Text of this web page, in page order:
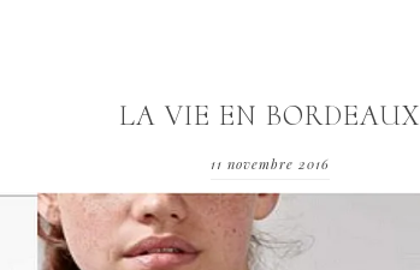
LA VIE EN BORDEAUX
11 novembre 2016